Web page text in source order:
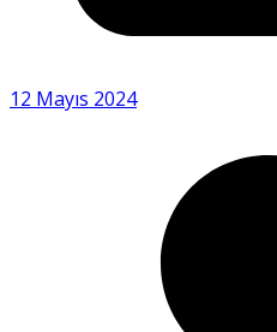
12 Mayıs 2024